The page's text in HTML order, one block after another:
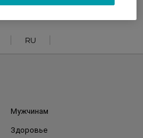
RU
Мужчинам
Здоровье